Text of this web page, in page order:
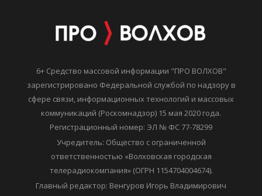
6+ Средство массовой информации "ПРО ВОЛХОВ"
зарегистрировано Федеральной службой по надзору в
сфере связи, информационных технологий и массовых
коммуникаций (Роскомнадзор) 15 мая 2020 года.
Регистрационный номер: ЭЛ № ФС 77-78299
Учредитель: Общество с ограниченной
ответственностью «Волховская городская
телерадиокомпания» (ОГРН 1154704004674).
Главный редактор: Венгуров Игорь Владимирович